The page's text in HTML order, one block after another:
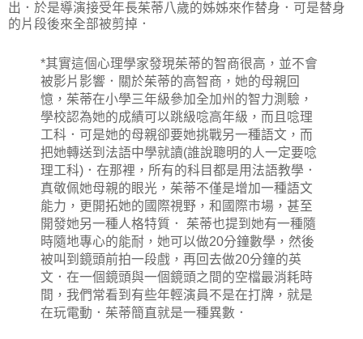
出．於是導演接受年長茱蒂八歲的姊姊來作替身．可是替身
的片段後來全部被剪掉．
*其實這個心理學家發現茱蒂的智商很高，並不會
被影片影響．關於茱蒂的高智商，她的母親回
憶，茱蒂在小學三年級參加全加州的智力測驗，
學校認為她的成績可以跳級唸高年級，而且唸理
工科．可是她的母親卻要她挑戰另一種語文，而
把她轉送到法語中學就讀(誰說聰明的人一定要唸
理工科)．在那裡，所有的科目都是用法語教學．
真敬佩她母親的眼光，茱蒂不僅是增加一種語文
能力，更開拓她的國際視野，和國際市場，甚至
開發她另一種人格特質． 茱蒂也提到她有一種隨
時隨地專心的能耐，她可以做20分鐘數學，然後
被叫到鏡頭前拍一段戲，再回去做20分鐘的英
文．在一個鏡頭與一個鏡頭之間的空檔最消耗時
間，我們常看到有些年輕演員不是在打牌，就是
在玩電動．茱蒂簡直就是一種異數．